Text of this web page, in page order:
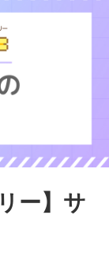
ー】サ